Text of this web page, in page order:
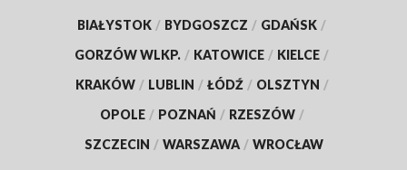
BIAŁYSTOK / BYDGOSZCZ / GDAŃSK /
GORZÓW WLKP. / KATOWICE / KIELCE /
KRAKÓW / LUBLIN / ŁÓDŹ / OLSZTYN /
OPOLE / POZNAŃ / RZESZÓW /
SZCZECIN / WARSZAWA / WROCŁAW